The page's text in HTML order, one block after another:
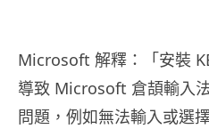
Microsoft 解釋：「安裝
導致 Microsoft 倉頡輸入
問題，例如無法輸入或選